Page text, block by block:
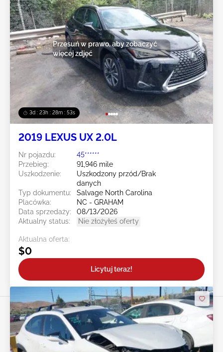
3d : 23h : 28m : 50s
Przesuń w prawo, aby zobaczyć
więcej zdjęć
2019 LEXUS UX 2.0L
Nr pojazdu:
45******
Przebieg:
91,946 mile
Uszkodzenie:
Uszkodzony przód/Brak
danych
Typ dokumentu:
Salvage North Carolina
Placówka:
NC - GRAHAM
Data sprzedaży:
08/13/2026
Aktualny status:
Nie złożyłeś oferty
Aktualna oferta:
$0
Licytuj teraz!